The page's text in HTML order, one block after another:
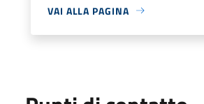
VAI ALLA PAGINA